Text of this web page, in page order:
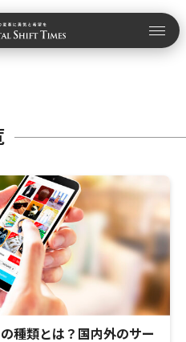
種類とは？国内外のサー